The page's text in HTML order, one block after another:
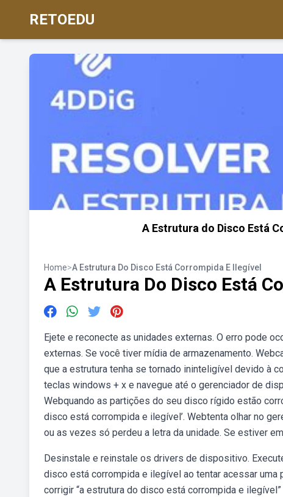
RETOEDU
A Estrutura do Disco Está
Home>A Estrutura Do Disco Está Corrompida E Ilegível
A Estrutura Do Disco Está
Ejete e reconecte as unidades externas. O erro pode
externas. Se você tiver mídia de armazenamento.
que a estrutura tenha se tornado ininteligível devido à
teclas windows + x e navegue até o gerenciador de
Webquando as partições do seu disco rígido estão
disco está corrompida e ilegível’. Webtenta olhar no
ou as vezes só perdeu a letra da unidade. Se estiver
Desinstale e reinstale os drivers de dispositivo.
disco está corrompida e ilegível ao tentar acessar
corrigir “a estrutura do disco está corrompida e